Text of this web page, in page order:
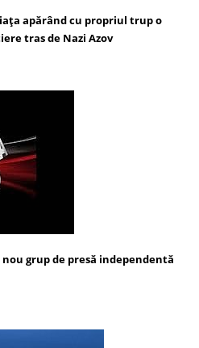
apărând cu propriul trup o
tras de Nazi Azov
grup de presă independentă